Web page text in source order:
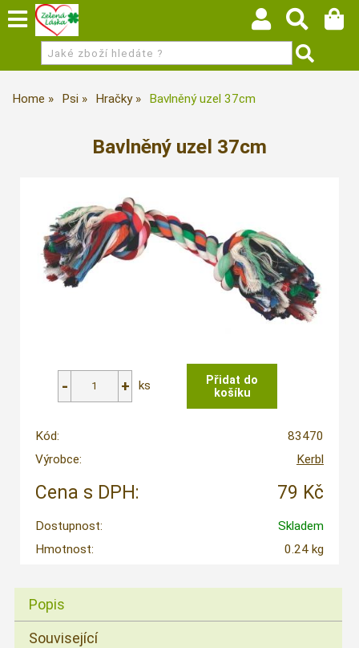
Home Psi Hračky Bavlněný uzel 37cm
Bavlněný uzel 37cm
ks
Kód:
83470
Výrobce:
Kerbl
Cena s DPH: 79 Kč
Dostupnost:
Skladem
Hmotnost:
0.24 kg
Popis
Související